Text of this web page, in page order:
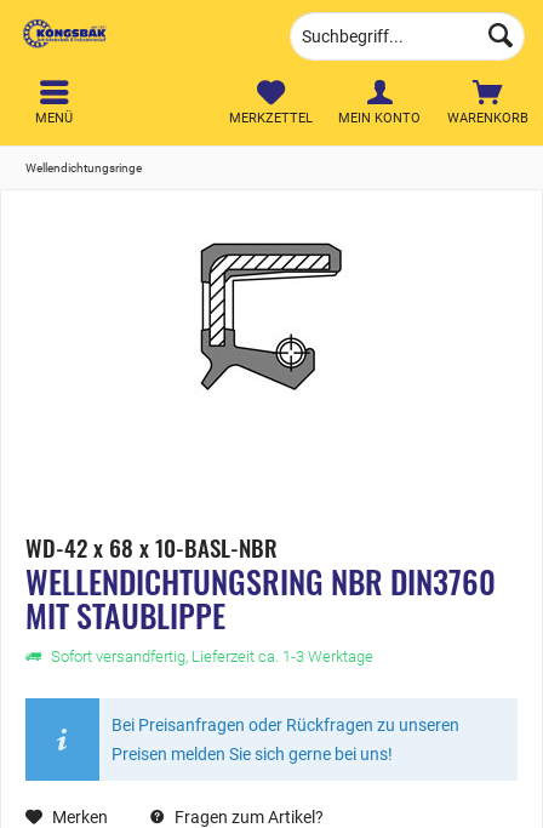
WARENKORB
MERKZETTEL MEIN KONTO
MENÜ
Wellendichtungsringe
WD-42 x 68 x 10-BASL-NBR
WELLENDICHTUNGSRING NBR DIN3760
MIT STAUBLIPPE
Sofort versandfertig, Lieferzeit ca. 1-3 Werktage
Bei Preisanfragen oder Rückfragen zu unseren
Preisen melden Sie sich gerne bei uns!
Merken Fragen zum Artikel?